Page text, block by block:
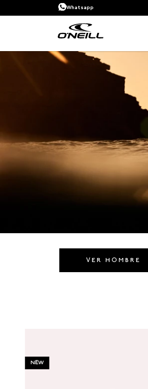
Whatsapp
VER HOMBRE
NEW
TÉRMINOS MÁS BUSCADOS
3 SANDALIAS
8. GORRAS